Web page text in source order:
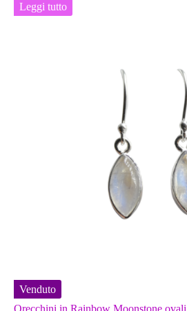
Leggi tutto
Venduto
Orecchini in Rainbow Moonstone ovali